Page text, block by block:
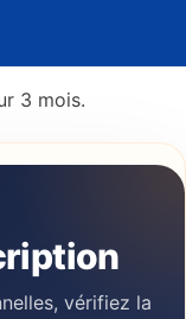
3 mois.
vérifiez la